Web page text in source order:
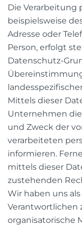
Die Verarbeitung
beispielsweise
Adresse oder
Person, erfolgt
Datenschutz-
Mittels dieser
Unternehmen
und Zweck der
verarbeiteten
informieren.
mittels dieser
zustehenden
Wir haben uns
Verantwortlichen
organisatorische